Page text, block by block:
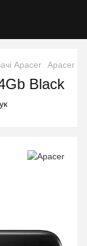
Apacer Apacer
Black